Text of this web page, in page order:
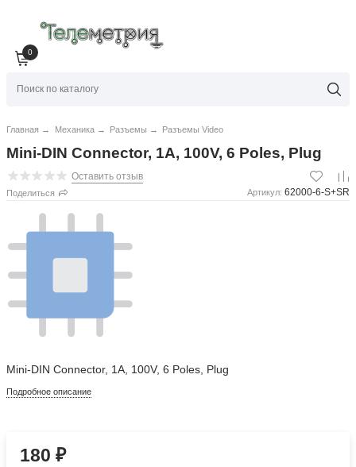
0
Главная → Механика → Разъемы → Разъемы Video
Mini-DIN Connector, 1A, 100V, 6 Poles, Plug
Оставить отзыв
Поделиться Артикул: 62000-6-S+SR
Mini-DIN Connector, 1A, 100V, 6 Poles, Plug
Подробное описание
180₽